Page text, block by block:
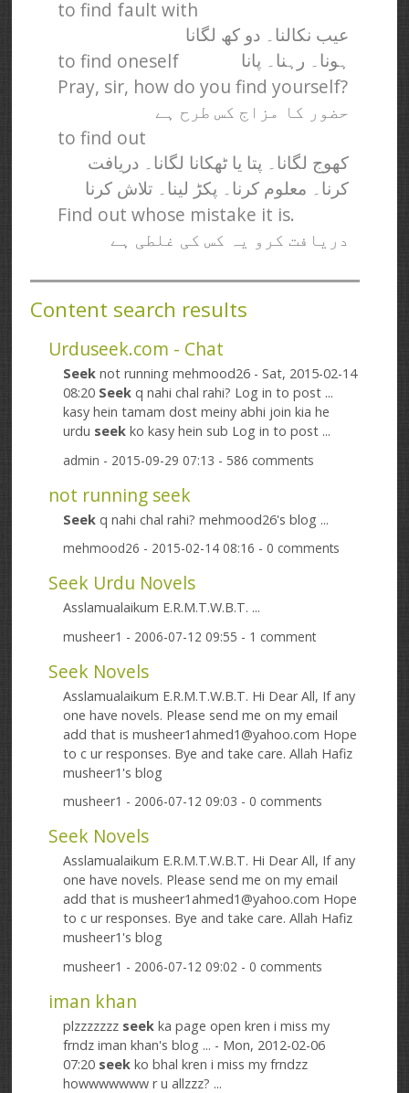
to find fault with
عیب نکالنا۔ دو کھ لگانا
to find oneself ہونا۔ رہنا۔ پانا
Pray, sir, how do you find yourself?
حضور کا مزاج کس طرح ہے
to find out
کھوج لگانا۔ پتا یا ٹھکانا لگانا۔ دریافت
کرنا۔ معلوم کرنا۔ پکڑ لینا۔ تلاش کرنا
Find out whose mistake it is.
دریافت کرو یہ کس کی غلطی ہے
Content search results
Urduseek.com - Chat
Seek not running mehmood26 - Sat, 2015-02-14
08:20 Seek q nahi chal rahi? Log in to post ...
kasy hein tamam dost meiny abhi join kia he
urdu seek ko kasy hein sub Log in to post ...
admin - 2015-09-29 07:13 - 586 comments
not running seek
Seek q nahi chal rahi? mehmood26's blog ...
mehmood26 - 2015-02-14 08:16 - 0 comments
Seek Urdu Novels
Asslamualaikum E.R.M.T.W.B.T. ...
musheer1 - 2006-07-12 09:55 - 1 comment
Seek Novels
Asslamualaikum E.R.M.T.W.B.T. Hi Dear All, If any
one have novels. Please send me on my email
add that is musheer1ahmed1@yahoo.com Hope
to c ur responses. Bye and take care. Allah Hafiz
musheer1's blog
musheer1 - 2006-07-12 09:03 - 0 comments
Seek Novels
Asslamualaikum E.R.M.T.W.B.T. Hi Dear All, If any
one have novels. Please send me on my email
add that is musheer1ahmed1@yahoo.com Hope
to c ur responses. Bye and take care. Allah Hafiz
musheer1's blog
musheer1 - 2006-07-12 09:02 - 0 comments
iman khan
plzzzzzzz seek ka page open kren i miss my
frndz iman khan's blog ... - Mon, 2012-02-06
07:20 seek ko bhal kren i miss my frndzz
howwwwwww r u allzzz? ...